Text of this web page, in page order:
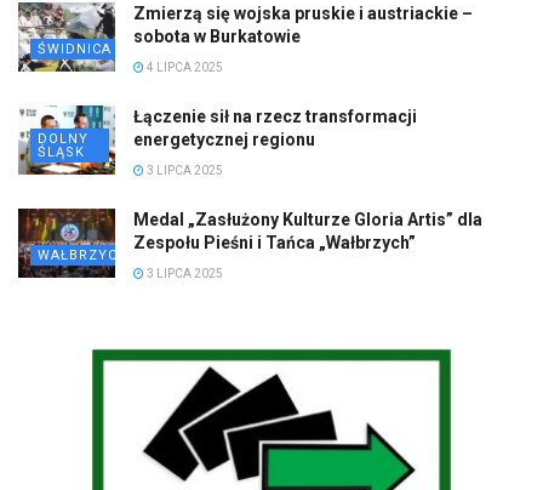
ŚWIDNICA
Zmierzą się wojska pruskie i austriackie –
sobota w Burkatowie
4 LIPCA 2025
DOLNY
ŚLĄSK
Łączenie sił na rzecz transformacji
energetycznej regionu
3 LIPCA 2025
WAŁBRZYCH
Medal „Zasłużony Kulturze Gloria Artis” dla
Zespołu Pieśni i Tańca „Wałbrzych”
3 LIPCA 2025